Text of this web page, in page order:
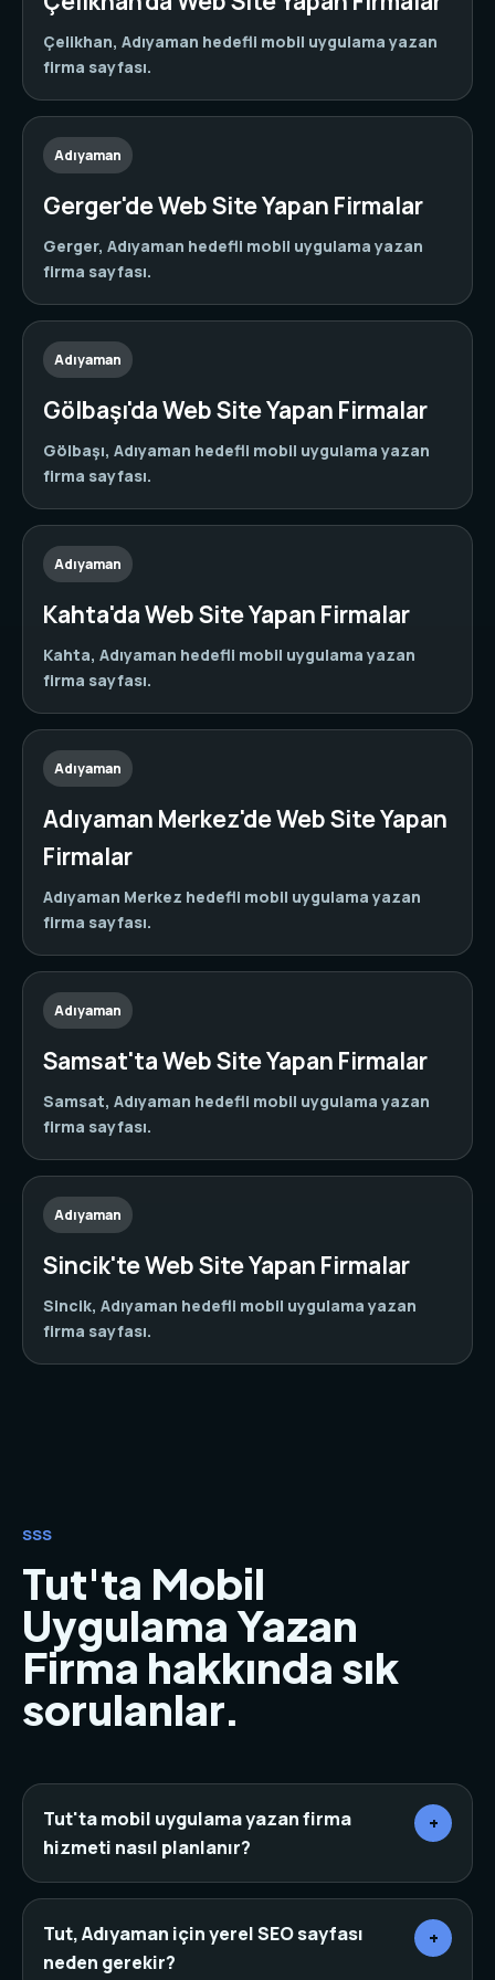
Çelikhan, Adıyaman hedefli mobil uygulama yazan
firma sayfası.
Adıyaman
Gerger'de Web Site Yapan Firmalar
Gerger, Adıyaman hedefli mobil uygulama yazan
firma sayfası.
Adıyaman
Gölbaşı'da Web Site Yapan Firmalar
Gölbaşı, Adıyaman hedefli mobil uygulama yazan
firma sayfası.
Adıyaman
Kahta'da Web Site Yapan Firmalar
Kahta, Adıyaman hedefli mobil uygulama yazan
firma sayfası.
Adıyaman
Adıyaman Merkez'de Web Site Yapan
Firmalar
Adıyaman Merkez hedefli mobil uygulama yazan
firma sayfası.
Adıyaman
Samsat'ta Web Site Yapan Firmalar
Samsat, Adıyaman hedefli mobil uygulama yazan
firma sayfası.
Adıyaman
Sincik'te Web Site Yapan Firmalar
Sincik, Adıyaman hedefli mobil uygulama yazan
firma sayfası.
SSS
Tut'ta Mobil
Uygulama Yazan
Firma hakkında sık
sorulanlar.
Tut'ta mobil uygulama yazan firma
hizmeti nasıl planlanır?
+
Önce sektör, rakipler, hedef müşteri ve mevcut
dijital varlıklar incelenir. Ardından sayfa mimarisi,
içerik, tasarım, teknik altyapı ve dönüşüm noktaları
Tut, Adıyaman için yerel SEO sayfası
neden gerekir?
+